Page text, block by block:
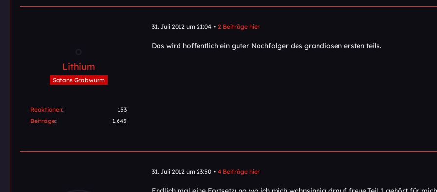
Lithium
Satans Grabwurm
Reaktionen
153
Beiträge
1.645
31. Juli 2012 um 21:04 2 Beiträge hier
Das wird hoffentlich ein guter Nachfolger des grandiosen ersten teils.
31. Juli 2012 um 23:50 4 Beiträge hier